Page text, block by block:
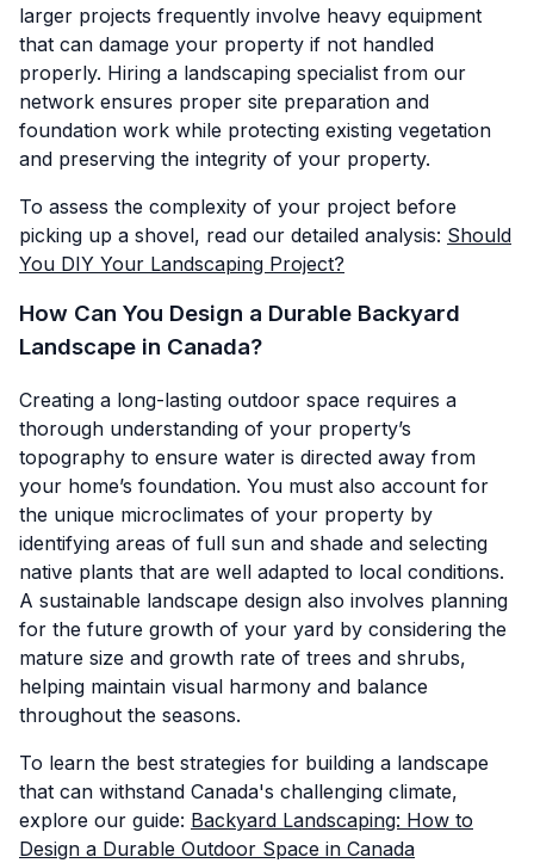
larger projects frequently involve heavy equipment
that can damage your property if not handled
properly. Hiring a landscaping specialist from our
network ensures proper site preparation and
foundation work while protecting existing vegetation
and preserving the integrity of your property.
To assess the complexity of your project before
picking up a shovel, read our detailed analysis: Should
You DIY Your Landscaping Project?
How Can You Design a Durable Backyard
Landscape in Canada?
Creating a long-lasting outdoor space requires a
thorough understanding of your property’s
topography to ensure water is directed away from
your home’s foundation. You must also account for
the unique microclimates of your property by
identifying areas of full sun and shade and selecting
native plants that are well adapted to local conditions.
A sustainable landscape design also involves planning
for the future growth of your yard by considering the
mature size and growth rate of trees and shrubs,
helping maintain visual harmony and balance
throughout the seasons.
To learn the best strategies for building a landscape
that can withstand Canada's challenging climate,
explore our guide: Backyard Landscaping: How to
Design a Durable Outdoor Space in Canada